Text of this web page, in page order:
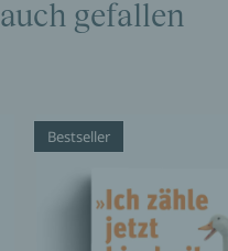
gefallen
Bestseller